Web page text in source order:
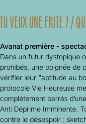
TU VEUX UNE FRITE ? /
Avanat première -
Dans un futur dystopique
prohibés, une poignée de
vérifier leur “aptitude au
protocole Vie Heureuse
complètement barrés
Anti Déprime Imminente.
contre le désespoir :